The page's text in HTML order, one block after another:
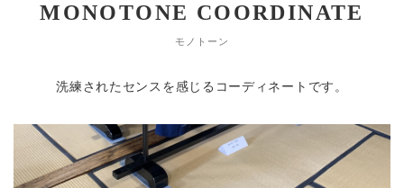
MONOTONE COORDINATE
モノトーン
洗練されたセンスを感じるコーディネートです。